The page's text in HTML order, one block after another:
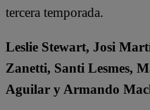
tercera temporada.
Leslie Stewart, Josi
Zanetti, Santi Lesmes,
Aguilar y Armando